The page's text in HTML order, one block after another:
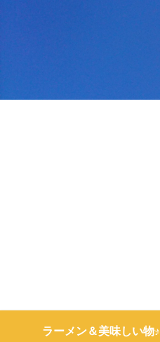
ラーメン＆美味しい物♪